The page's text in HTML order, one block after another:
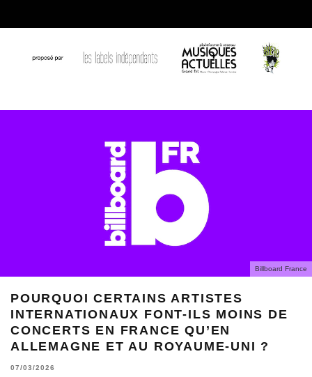
Billboard France
POURQUOI CERTAINS ARTISTES
INTERNATIONAUX FONT-ILS MOINS DE
CONCERTS EN FRANCE QU’EN
ALLEMAGNE ET AU ROYAUME-UNI ?
07/03/2026